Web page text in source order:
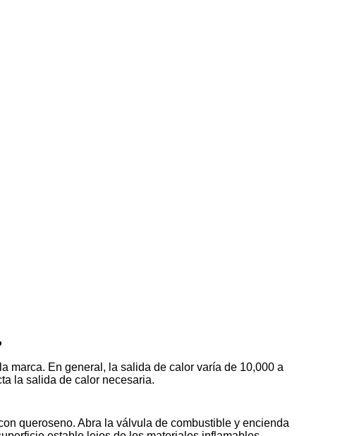
marca. En general, la salida de calor varía de 10,000 a
la salida de calor necesaria.
queroseno. Abra la válvula de combustible y encienda